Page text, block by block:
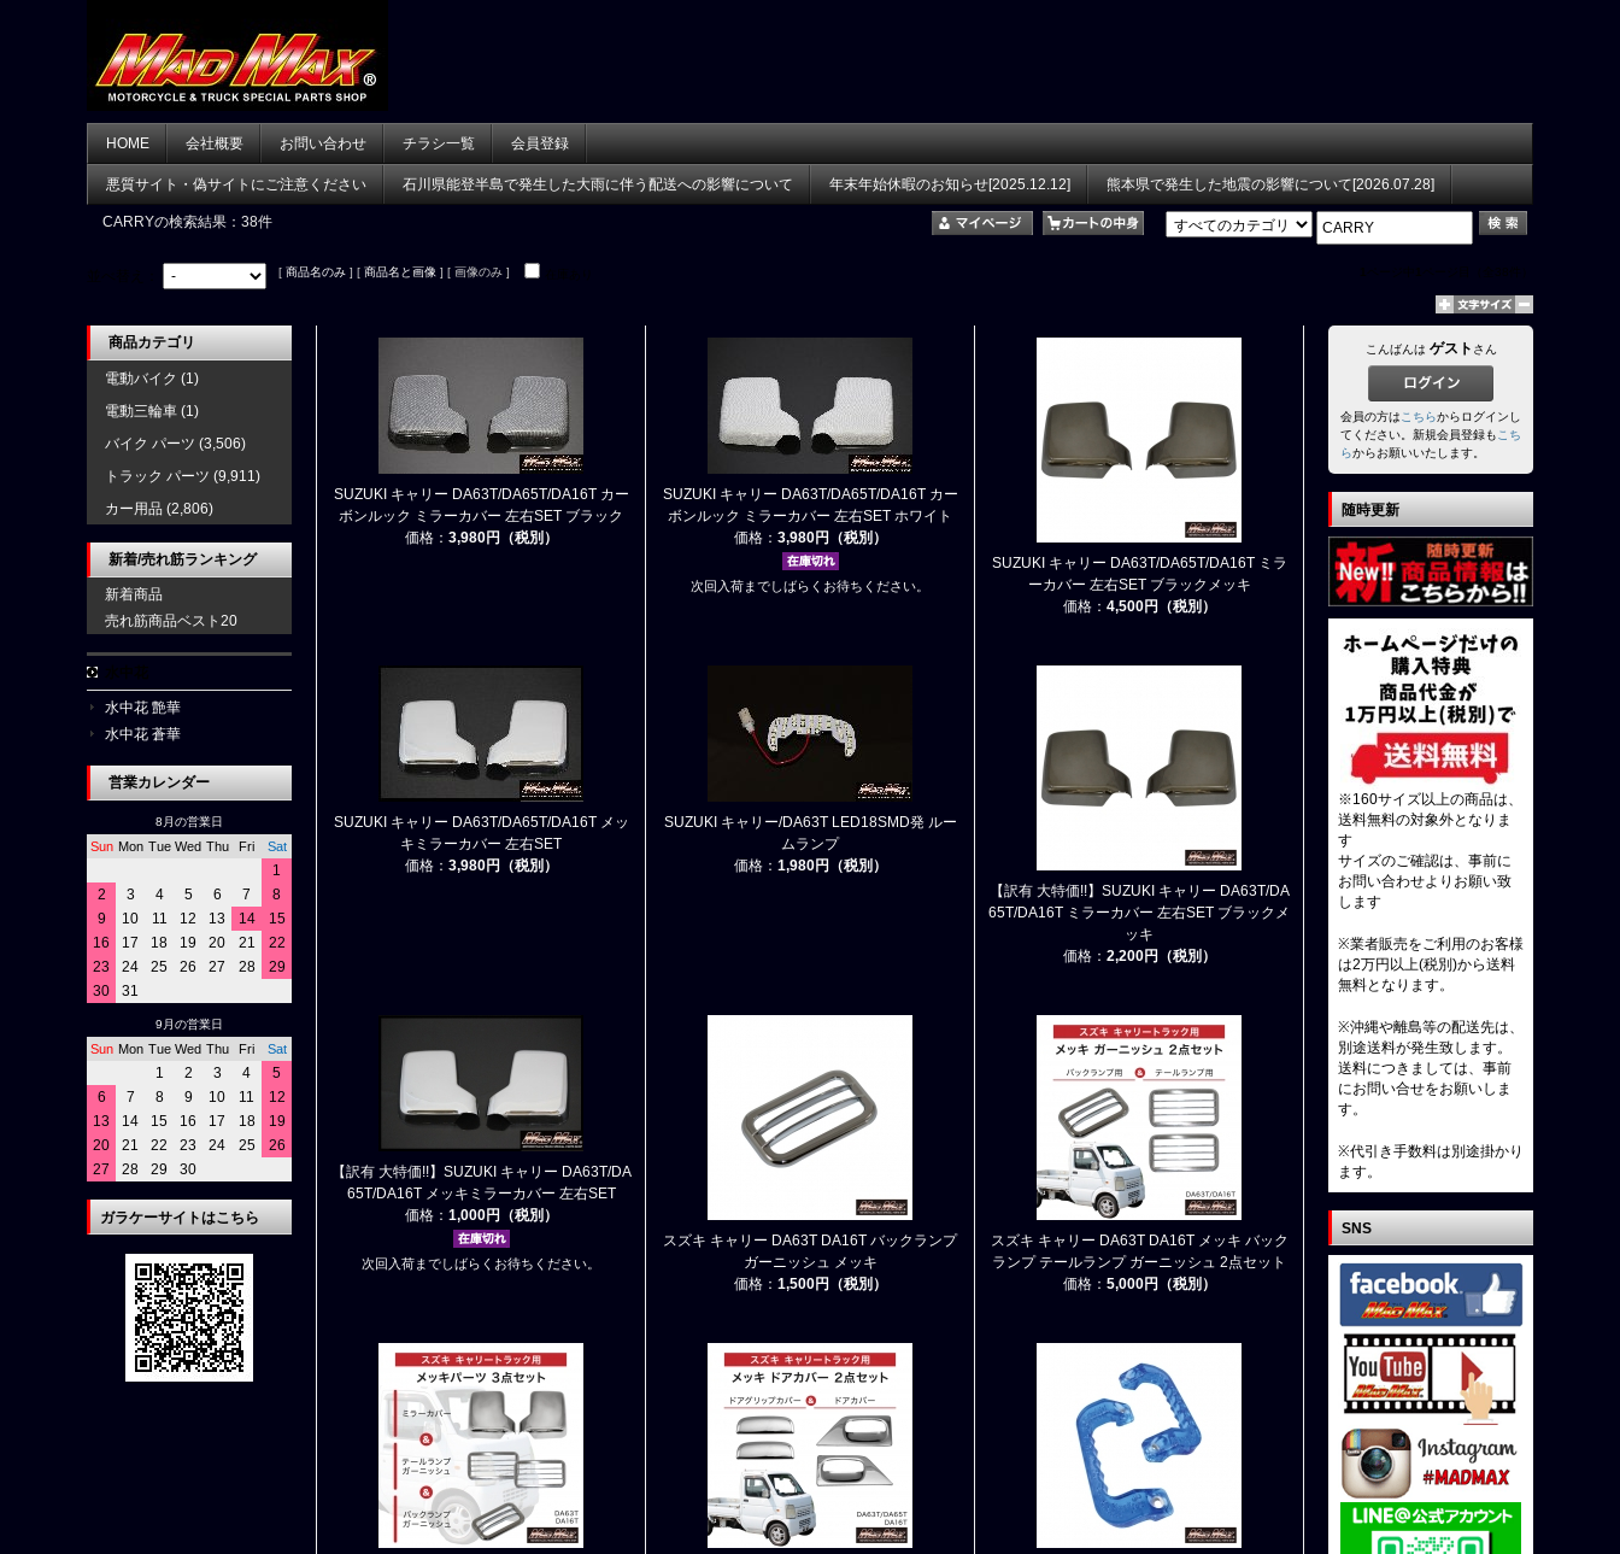
HOME 会社概要 お問い合わせ チラシ一覧 会員登録
悪質サイト・偽サイトにご注意ください 石川県能登半島で発生した大雨に伴う配送への影響について 年末年始休暇のお知らせ[2025.12.12] 熊本県で発生した地震の影響について[2026.07.28]
CARRYの検索結果：38件
[ 商品名のみ ] [ 商品名と画像 ] [ 画像のみ ]
SUZUKI キャリー DA63T/DA65T/DA16T カー
ボンルック ミラーカバー 左右SET ブラック
価格： 3,980円（税別）
SUZUKI キャリー DA63T/DA65T/DA16T カー
ボンルック ミラーカバー 左右SET ホワイト
価格： 3,980円（税別）
次回入荷までしばらくお待ちください。
SUZUKI キャリー DA63T/DA65T/DA16T ミラ
ーカバー 左右SET ブラックメッキ
価格： 4,500円（税別）
SUZUKI キャリー DA63T/DA65T/DA16T メッ
キミラーカバー 左右SET
価格： 3,980円（税別）
SUZUKI キャリー/DA63T LED18SMD発 ルー
ムランプ
価格： 1,980円（税別）
【訳有 大特価!!】SUZUKI キャリー DA63T/DA
65T/DA16T ミラーカバー 左右SET ブラックメ
ッキ
価格： 2,200円（税別）
【訳有 大特価!!】SUZUKI キャリー DA63T/DA
65T/DA16T メッキミラーカバー 左右SET
価格： 1,000円（税別）
次回入荷までしばらくお待ちください。
スズキ キャリー DA63T DA16T バックランプ
ガーニッシュ メッキ
価格： 1,500円（税別）
スズキ キャリー DA63T DA16T メッキ バック
ランプ テールランプ ガーニッシュ 2点セット
価格： 5,000円（税別）
商品カテゴリ
電動バイク (1)
電動三輪車 (1)
バイク パーツ (3,506)
トラック パーツ (9,911)
カー用品 (2,806)
新着/売れ筋ランキング
新着商品
売れ筋商品ベスト20
水中花 艶華
水中花 蒼華
営業カレンダー
8月の営業日
Sun Mon Tue Wed Thu Fri Sat
1
2
3 4 5 6 7
8
9
10 11 12 13 14
15
16
17 18 19 20 21
22
23
24 25 26 27 28
29
30
31
9月の営業日
Sun Mon Tue Wed Thu Fri Sat
1 2 3 4
5
6
7 8 9 10 11
12
13
14 15 16 17 18
19
20
21 22 23 24 25
26
27
28 29 30
ガラケーサイトはこちら
こんばんは ゲスト さん
会員の方はこちらからログインし
てください。新規会員登録もこち
らからお願いいたします。
随時更新
※160サイズ以上の商品は、
送料無料の対象外となりま
す
サイズのご確認は、事前に
お問い合わせよりお願い致
します
※業者販売をご利用のお客様
は2万円以上(税別)から送料
無料となります。
※沖縄や離島等の配送先は、
別途送料が発生致します。
送料につきましては、事前
にお問い合せをお願いしま
す。
※代引き手数料は別途掛かり
ます。
SNS